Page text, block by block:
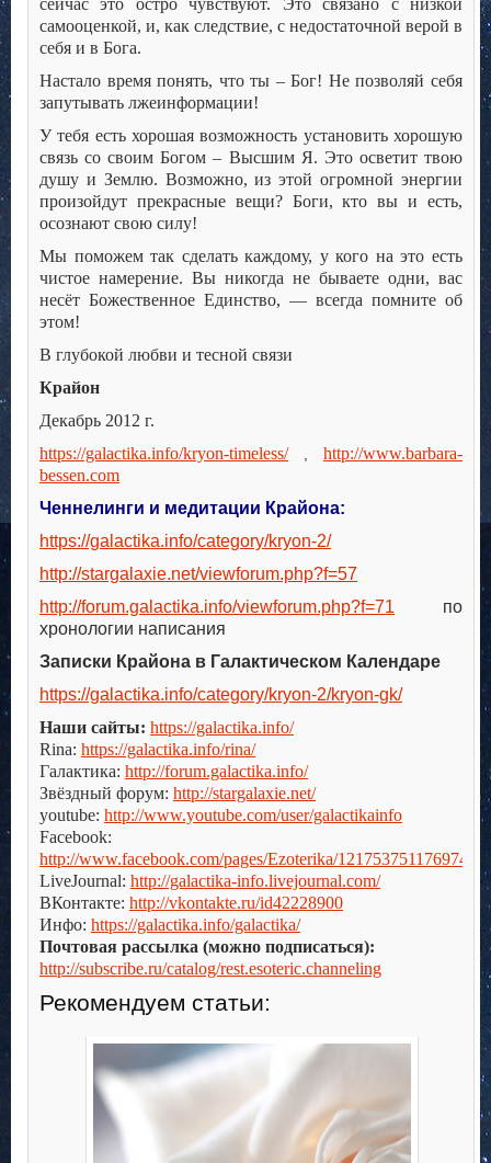
сейчас это остро чувствуют. Это связано с низкой
самооценкой, и, как следствие, с недостаточной верой в
себя и в Бога.
Настало время понять, что ты – Бог! Не позволяй себя
запутывать лжеинформации!
У тебя есть хорошая возможность установить хорошую
связь со своим Богом – Высшим Я. Это осветит твою
душу и Землю. Возможно, из этой огромной энергии
произойдут прекрасные вещи? Боги, кто вы и есть,
осознают свою силу!
Мы поможем так сделать каждому, у кого на это есть
чистое намерение. Вы никогда не бываете одни, вас
несёт Божественное Единство, — всегда помните об
этом!
В глубокой любви и тесной связи
Крайон
Декабрь 2012 г.
https://galactika.info/kryon-timeless/
http://www.barbara-
bessen.com
Ченнелинги и медитации Крайона:
https://galactika.info/category/kryon-2/
http://stargalaxie.net/viewforum.php?f=57
http://forum.galactika.info/viewforum.php?f=71 по
хронологии написания
Записки Крайона в Галактическом Календаре
https://galactika.info/category/kryon-2/kryon-gk/
Наши сайты: https://galactika.info/
Rina: https://galactika.info/rina/
Галактика: http://forum.galactika.info/
Звёздный форум: http://stargalaxie.net/
youtube: http://www.youtube.com/user/galactikainfo
Facebook:
http://www.facebook.com/pages/Ezoterika/121753751176974
LiveJournal: http://galactika-info.livejournal.com/
ВКонтакте: http://vkontakte.ru/id42228900
Инфо: https://galactika.info/galactika/
Почтовая рассылка (можно подписаться):
http://subscribe.ru/catalog/rest.esoteric.channeling
Рекомендуем статьи: